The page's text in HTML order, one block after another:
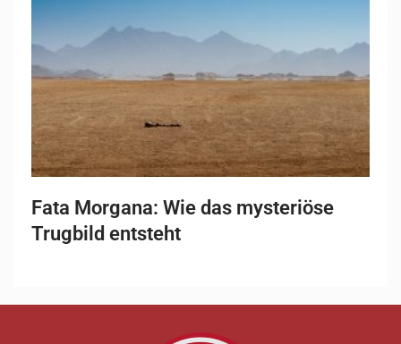
Fata Morgana: Wie das mysteriöse
Trugbild entsteht